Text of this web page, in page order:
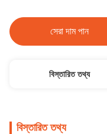
সেরা দাম পান
বিস্তারিত তথ্য
বিস্তারিত তথ্য